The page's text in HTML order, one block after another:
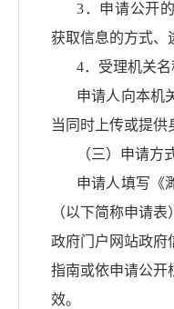
3．申请公开
获取信息的方式、
4．受理机关名
申请人向本机
当同时上传或提供
（三）申请方
申请人填写《
（以下简称申请
政府门户网站政府
指南或依申请公开
效。